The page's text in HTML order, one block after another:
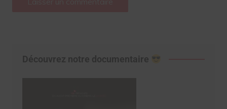
Découvrez notre documentaire